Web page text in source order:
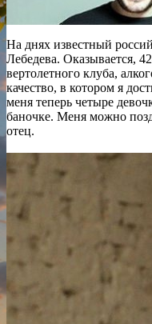
На днях известный
Лебедева. Оказывается,
вертолетного клуба,
качество, в котором я
меня теперь четыре
баночке. Меня можно
отец.